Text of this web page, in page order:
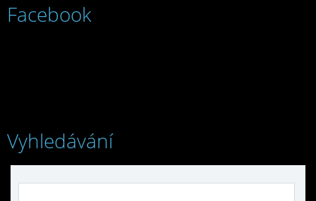
Facebook
Vyhledávání